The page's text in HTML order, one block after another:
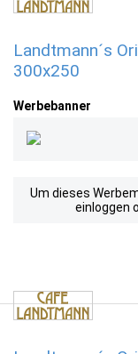
Landtmann´s
300x250
Werbebanner
Um dieses
einloggen